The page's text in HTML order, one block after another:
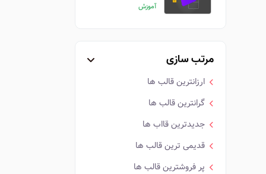
آموزش
مرتب سازی
ارزانترین قالب ها
گرانترین قالب ها
جدیدترین قااب ها
قدیمی ترین قالب ها
پر فروشترین قالب ها